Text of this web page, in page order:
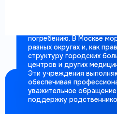
специализированным
умерших хранятся,
исследования и
погребению. В Москве
разных округах и, как
структуру городских
центров и других
Эти учреждения
обеспечивая
уважительное
поддержку
Заказать